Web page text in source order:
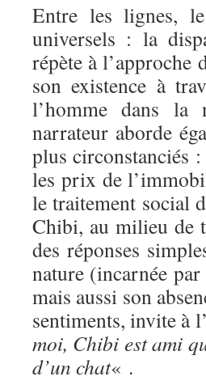
Entre les lignes,
universels : la
répète à l’approche
son existence à
l’homme dans
narrateur aborde
plus circonstanciés
les prix de
le traitement social
Chibi, au milieu de
des réponses
nature (incarnée
mais aussi son
sentiments, invite à
moi, Chibi est ami
d’un chat« .